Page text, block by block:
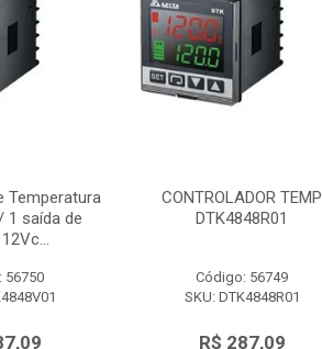
Temperatura
1 saída de
56750
CONTROLADOR TEMP
DTK4848R01
Código: 56749
SKU: DTK4848R01
R$ 287,09